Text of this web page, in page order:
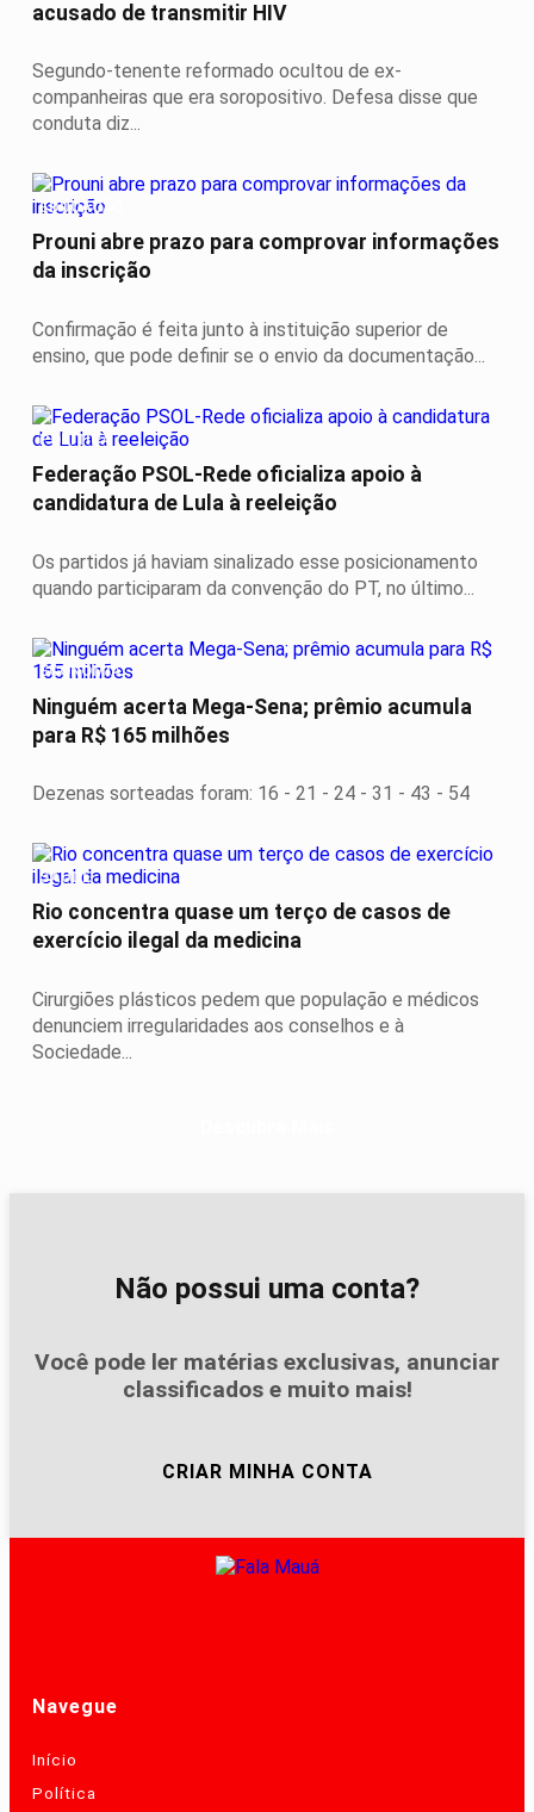
acusado de transmitir HIV
Segundo-tenente reformado ocultou de ex-
companheiras que era soropositivo. Defesa disse que
conduta diz...
EDUCAÇÃO
Prouni abre prazo para comprovar informações
da inscrição
Confirmação é feita junto à instituição superior de
ensino, que pode definir se o envio da documentação...
POLÍTICA
Federação PSOL-Rede oficializa apoio à
candidatura de Lula à reeleição
Os partidos já haviam sinalizado esse posicionamento
quando participaram da convenção do PT, no último...
ECONOMIA
Ninguém acerta Mega-Sena; prêmio acumula
para R$ 165 milhões
Dezenas sorteadas foram: 16 - 21 - 24 - 31 - 43 - 54
SAÚDE
Rio concentra quase um terço de casos de
exercício ilegal da medicina
Cirurgiões plásticos pedem que população e médicos
denunciem irregularidades aos conselhos e à
Sociedade...
Não possui uma conta?
Você pode ler matérias exclusivas, anunciar
classificados e muito mais!
CRIAR MINHA CONTA
Navegue
Início
Política